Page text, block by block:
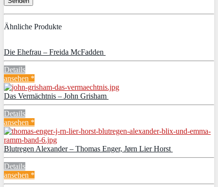
Ähnliche Produkte
Die Ehefrau – Freida McFadden
Details
ansehen *
Das Vermächtnis – John Grisham
Details
ansehen *
Blutregen Alexander – Thomas Enger, Jørn Lier Horst
Details
ansehen *